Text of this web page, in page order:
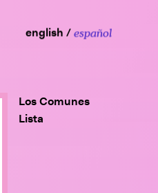
english español
Los Comunes
Lista